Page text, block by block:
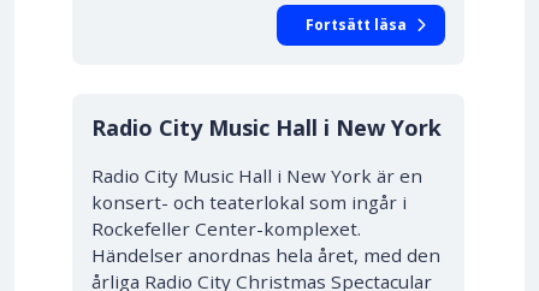
Fortsätt läsa
Radio City Music Hall i New York
Radio City Music Hall i New York är en
konsert- och teaterlokal som ingår i
Rockefeller Center-komplexet.
Händelser anordnas hela året, med den
årliga Radio City Christmas Spectacular